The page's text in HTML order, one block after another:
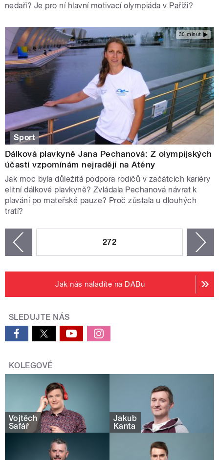
nedaří? Je pro ní hlavní motivací olympiáda v Paříži?
30 minut
Sport
Dálková plavkyně Jana Pechanová: Z olympijských
účastí vzpomínám nejraději na Atény
Jak moc byla důležitá podpora rodičů v začátcích kariéry
elitní dálkové plavkyně? Zvládala Pechanová návrat k
plavání po mateřské pauze? Proč zůstala u dlouhých
tratí?
272
Jak nás naladíte na DABu
SLEDUJTE NÁS
KOLEGOVÉ
Vojtěch
Šafář
Jakub
Kanta